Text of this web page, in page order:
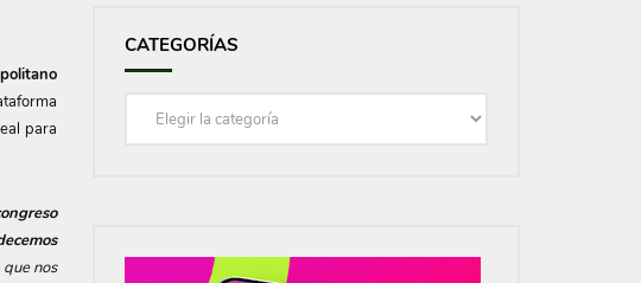
para
nos
CATEGORÍAS
Categorías